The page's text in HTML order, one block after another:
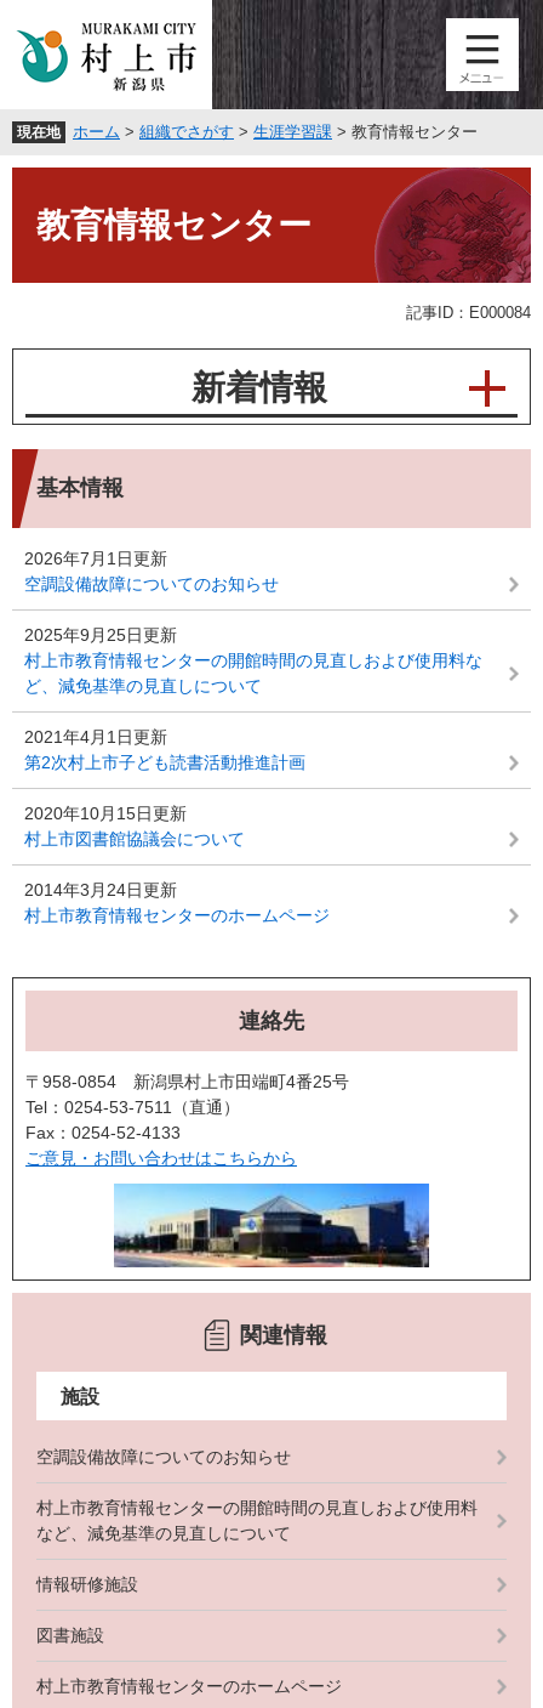
頭
で
飛
ば
現在地 ホーム > 組織でさがす > 生涯学習課 > 教育情報センター
教育情報センター
記事ID：E000084
新着情報
基本情報
2026年7月1日更新
空調設備故障についてのお知らせ
2025年9月25日更新
村上市教育情報センターの開館時間の見直しおよび使用料な
ど、減免基準の見直しについて
2021年4月1日更新
第2次村上市子ども読書活動推進計画
2020年10月15日更新
村上市図書館協議会について
2014年3月24日更新
村上市教育情報センターのホームページ
連絡先
〒958-0854 新潟県村上市田端町4番25号
Tel：0254-53-7511
直通
Fax：0254-52-4133
ご意見・お問い合わせはこちらから
関連情報
施設
空調設備故障についてのお知らせ
村上市教育情報センターの開館時間の見直しおよび使用料
など、減免基準の見直しについて
情報研修施設
図書施設
村上市教育情報センターのホームページ